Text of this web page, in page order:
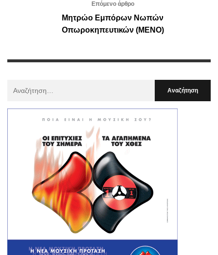
Επόμενο άρθρο
Μητρώο Εμπόρων Νωπών
Οπωροκηπευτικών (ΜΕΝΟ)
: